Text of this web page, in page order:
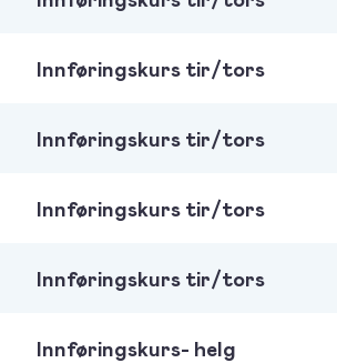
Innføringskurs tir/tors
Innføringskurs tir/tors
Innføringskurs tir/tors
Innføringskurs tir/tors
Innføringskurs- helg